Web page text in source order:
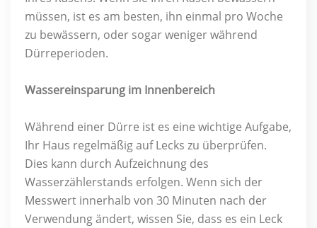
müssen, ist es am besten, ihn einmal pro Woche
zu bewässern, oder sogar weniger während
Dürreperioden.
Wassereinsparung im Innenbereich
Während einer Dürre ist es eine wichtige Aufgabe,
Ihr Haus regelmäßig auf Lecks zu überprüfen.
Dies kann durch Aufzeichnung des
Wasserzählerstands erfolgen. Wenn sich der
Messwert innerhalb von 30 Minuten nach der
Verwendung ändert, wissen Sie, dass es ein Leck